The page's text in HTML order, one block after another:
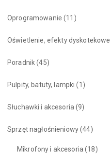
Oprogramowanie (11)
Oświetlenie, efekty dyskotekowe
Poradnik(45)
Pulpity, batuty, lampki (1)
Słuchawki i akcesoria (9)
Sprzęt nagłośnieniowy(44)
Mikrofony i akcesoria (18)